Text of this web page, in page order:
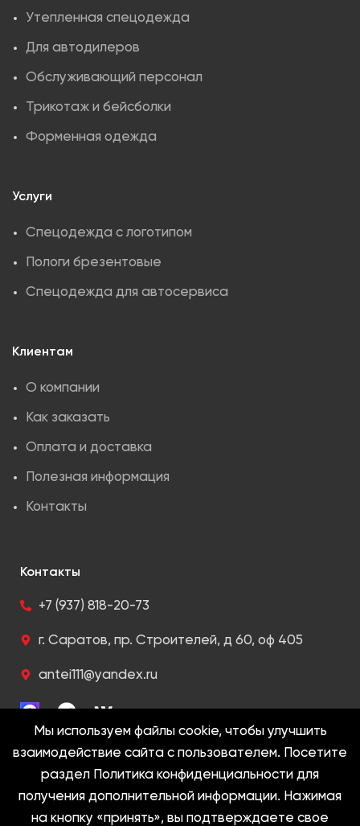
Утепленная спецодежда
Для автодилеров
Обслуживающий персонал
Трикотаж и бейсболки
Форменная одежда
Услуги
Спецодежда с логотипом
Пологи брезентовые
Спецодежда для автосервиса
Клиентам
О компании
Как заказать
Оплата и доставка
Полезная информация
Контакты
Контакты
+7 (937) 818-20-73
г. Саратов, пр. Строителей, д 60, оф 405
antei111@yandex.ru
2005-2022 @ Антей. Все права защищены
Политика конфиденциальности
Мы используем файлы cookie, чтобы улучшить
взаимодействие сайта с пользователем. Посетите
раздел Политика конфиденциальности для
получения дополнительной информации. Нажимая
на кнопку «принять», вы подтверждаете свое